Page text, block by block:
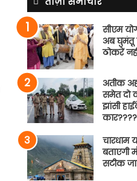
सीएम
अब घुमंतू
ठोकरें
अतीक
समेत दो
झांसी
चारधाम
बताएगी
सटीक